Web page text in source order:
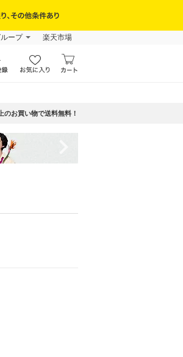
ープ 楽天市場
お買い物で送料無料！